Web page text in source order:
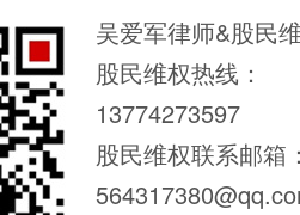
吴爱军律师&股民
股民维权热线：
13774273597
股民维权联系邮箱